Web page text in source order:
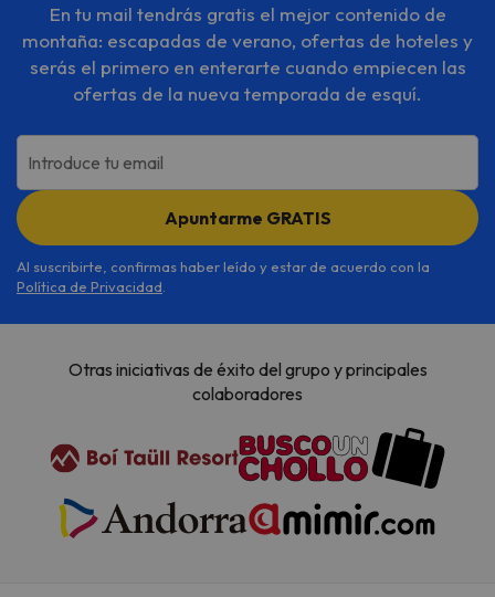
En tu mail tendrás gratis el mejor contenido de
montaña: escapadas de verano, ofertas de hoteles y
serás el primero en enterarte cuando empiecen las
ofertas de la nueva temporada de esquí.
Introduce tu email
Apuntarme GRATIS
Al suscribirte, confirmas haber leído y estar de acuerdo con la
Política de Privacidad
Otras iniciativas de éxito del grupo y principales
colaboradores